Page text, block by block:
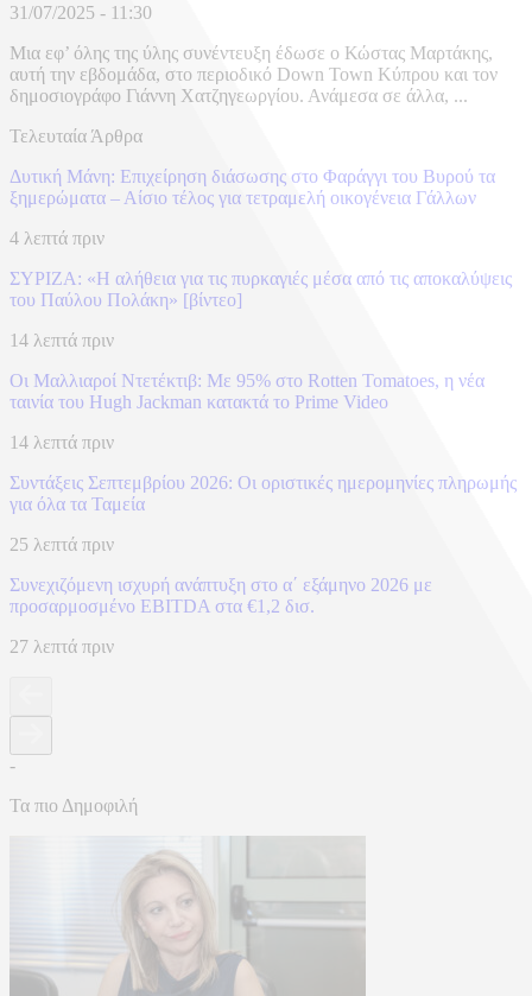
31/07/2025 - 11:30
Μια εφ’ όλης της ύλης συνέντευξη έδωσε ο Κώστας Μαρτάκης,
αυτή την εβδομάδα, στο περιοδικό Down Town Κύπρου και τον
δημοσιογράφο Γιάννη Χατζηγεωργίου. Ανάμεσα σε άλλα, ...
Τελευταία Άρθρα
Δυτική Μάνη: Επιχείρηση διάσωσης στο Φαράγγι του Βυρού τα
ξημερώματα – Αίσιο τέλος για τετραμελή οικογένεια Γάλλων
4 λεπτά πριν
ΣΥΡΙΖΑ: «Η αλήθεια για τις πυρκαγιές μέσα από τις αποκαλύψεις
του Παύλου Πολάκη» [βίντεο]
14 λεπτά πριν
Οι Μαλλιαροί Ντετέκτιβ: Με 95% στο Rotten Tomatoes, η νέα
ταινία του Hugh Jackman κατακτά το Prime Video
14 λεπτά πριν
Συντάξεις Σεπτεμβρίου 2026: Οι οριστικές ημερομηνίες πληρωμής
για όλα τα Ταμεία
25 λεπτά πριν
Συνεχιζόμενη ισχυρή ανάπτυξη στο α΄ εξάμηνο 2026 με
προσαρμοσμένο EBITDA στα €1,2 δισ.
27 λεπτά πριν
-
Τα πιο Δημοφιλή